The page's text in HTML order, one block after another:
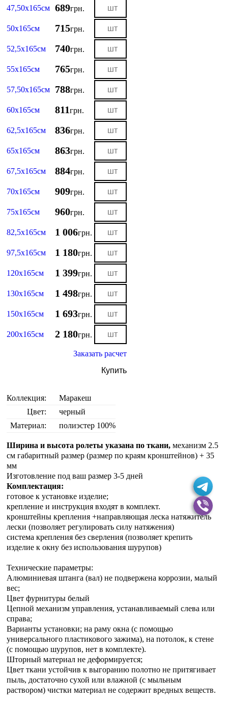
47,50х165см 689грн.
50х165см 715грн.
52,5х165см 740грн.
55х165см 765грн.
57,50х165см 788грн.
60х165см 811грн.
62,5х165см 836грн.
65х165см 863грн.
67,5х165см 884грн.
70х165см 909грн.
75х165см 960грн.
82,5х165см 1 006грн.
97,5х165см 1 180грн.
120х165см 1 399грн.
130х165см 1 498грн.
150х165см 1 693грн.
200х165см 2 180грн.
Заказать расчет
Купить
Коллекция:
Маракеш
Цвет:
черный
Материал:
полиэстер 100%
Ширина и высота ролеты указана по ткани,механизм 2.5
см габаритный размер (размер по краям кронштейнов) + 35
мм
Изготовление под ваш размер 3-5 дней
Комплектация:
готовое к установке изделие;
крепление и инструкция входят в комплект.
кронштейны крепления +направляющая леска натяжитель
лески (позволяет регулировать силу натяжения)
система крепления без сверления (позволяет крепить
изделие к окну без использования шурупов)
Технические параметры:
Алюминиевая штанга (вал) не подвержена коррозии, малый
вес;
Цвет фурнитуры белый
Цепной механизм управления, устанавливаемый слева или
справа;
Варианты установки; на раму окна (с помощью
универсального пластикового зажима), на потолок, к стене
(с помощью шурупов, нет в комплекте).
Шторный материал не деформируется;
Цвет ткани устойчив к выгоранию полотно не притягивает
пыль, достаточно сухой или влажной (с мыльным
раствором) чистки материал не содержит вредных веществ.